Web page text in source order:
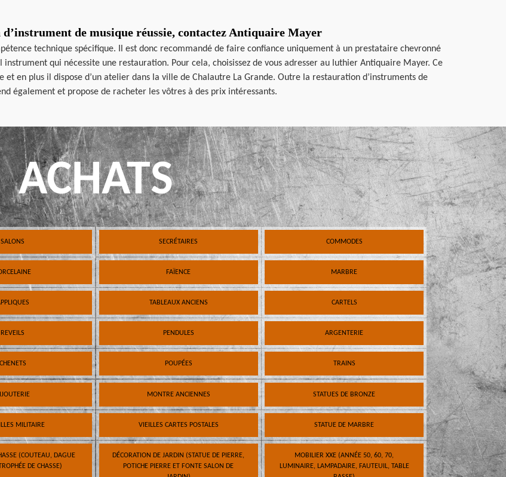
de musique réussie, contactez Antiquaire Mayer
technique spécifique. Il est donc recommandé de faire confiance uniquement à un prestataire chevronné
qui nécessite une restauration. Pour cela, choisissez de vous adresser au luthier Antiquaire Mayer. Ce
en plus il dispose d’un atelier dans la ville de Chalautre La Grande. Outre la restauration d’instruments de
également et propose de racheter les vôtres à des prix intéressants.
ACHATS
SALONS SECRÉTAIRES COMMODES
FAÏENCE MARBRE
TABLEAUX ANCIENS CARTELS
REVEILS PENDULES ARGENTERIE
CHENETS POUPÉES TRAINS
MONTRE ANCIENNES STATUES DE BRONZE
MILITAIRE VIEILLES CARTES POSTALES STATUE DE MARBRE
(COUTEAU, DAGUE
DE CHASSE)
DÉCORATION DE JARDIN (STATUE DE PIERRE,
POTICHE PIERRE ET FONTE SALON DE
MOBILIER XXE (ANNÉE 50, 60, 70,
LUMINAIRE, LAMPADAIRE, FAUTEUIL, TABLE